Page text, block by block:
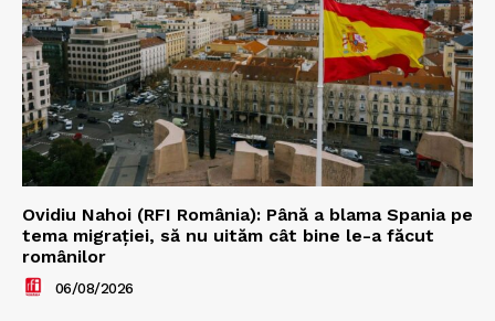
Ovidiu Nahoi (RFI România): Până a blama Spania pe
tema migrației, să nu uităm cât bine le-a făcut
românilor
06/08/2026